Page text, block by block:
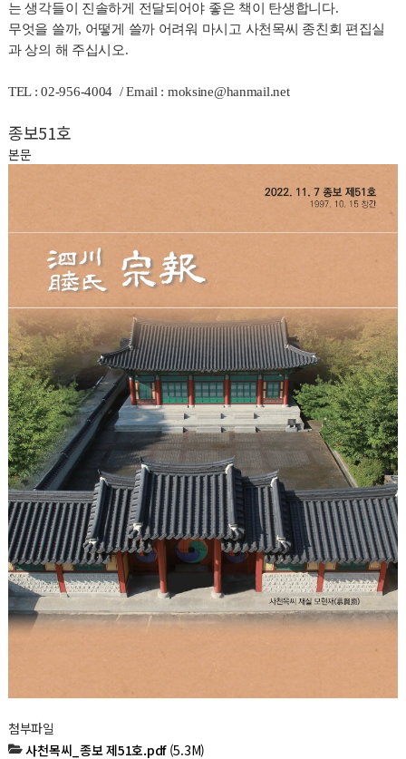
는 생각들이 진솔하게 전달되어야 좋은 책이 탄생합니다.
무엇을 쓸까, 어떻게 쓸까 어려워 마시고 사천목씨 종친회 편집실
과 상의 해 주십시오.
TEL : 02-956-4004 / Email : moksine@hanmail.net
종보51호
본문
첨부파일
사천목씨_종보 제51호.pdf(5.3M)